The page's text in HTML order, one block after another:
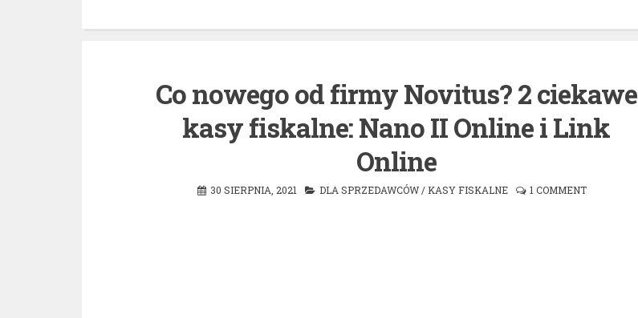
Co nowego od firmy Novitus? 2 ciekawe
kasy fiskalne: Nano II Online i Link
Online
30 SIERPNIA, 2021 DLA SPRZEDAWCÓW / KASY FISKALNE 1 COMMENT